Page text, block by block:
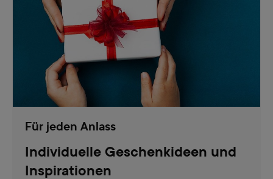
Für jeden Anlass
Individuelle Geschenkideen und
Inspirationen